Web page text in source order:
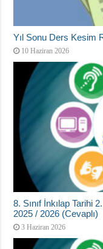
Yıl Sonu Ders Kesim
10 Haziran 2026
8. Sınıf İnkılap Tarihi
2025 / 2026 (Cevaplı)
3 Haziran 2026